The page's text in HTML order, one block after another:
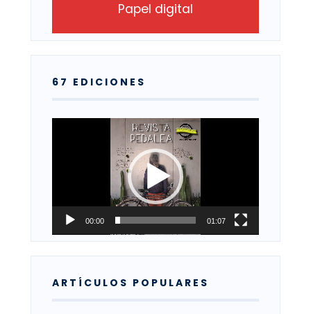
Papel digital
67 EDICIONES
00:00 01:07
ARTÍCULOS POPULARES